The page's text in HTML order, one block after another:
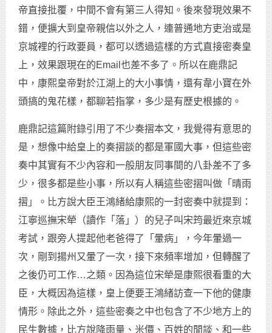
帝直接批覆，中間不會有第三人得知。後來發現效果不
錯，便擴大到皇帝親信以外之人，連普通地方吏治或是
京城裡的行政要員，都可以透過這樣的方式直接密奏皇
上，效果跟現在的Email也差不多了。所以在鹿鼎記
中，康熙皇帝對於江湖上的大小事情，還有韋小寶在外
頭搞的鬼花樣，都聊若指掌，多少是有歷史根據的。
鹿鼎記這篇附錄引用了不少奏摺本文，我覺得有意思的
是，想像中給皇上的奏摺談的都是軍國大事，但這些密
奏中其實有不少內容和一般朋友同事間的八卦差不了多
少，很多都是些小事，所以有人稱這些密摺叫做「晴雨
摺」。比方說大臣王鴻緒給康熙的一封密奏中就提到：
江寧巡撫宋犖（讀作「落」）的兒子叫宋筠最近來京城
考試，跟旁人提起他老爸得了「暈病」，今年暈過一
次，剛到揚州又暈了一次，接下來頻率增加，但轉醒了
之後仍可工作…之類。因為這位宋犖是康熙很看重的大
臣，大概因為這樣，皇上便要王鴻緒訪查一下他的健康
情形。除此之外，這些密奏之中也包含了不少地方上的
民生數據，比方說降雨量、米價、百姓的閒談、和一些